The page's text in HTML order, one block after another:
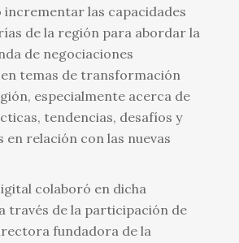
incrementar las capacidades
de la región para abordar la
de negociaciones
temas de transformación
especialmente acerca de
tendencias, desafíos y
relación con las nuevas
colaboró en dicha
través de la participación de
fundadora de la